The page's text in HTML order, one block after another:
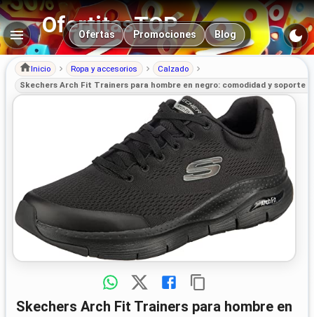
OfertitasTOP
Navegación principal
Ofertas Promociones Blog
Inicio Ropa y accesorios
Calzado
Skechers Arch Fit Trainers para hombre en negro: comodidad y soporte
Skechers Arch Fit Trainers para hombre en